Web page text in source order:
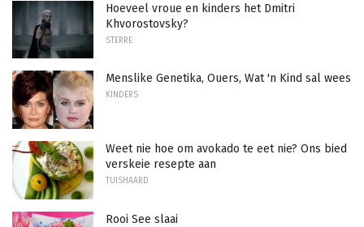
Hoeveel vroue en kinders het Dmitri
Khvorostovsky?
STERRE
Menslike Genetika, Ouers, Wat 'n Kind sal wees
KINDERS
Weet nie hoe om avokado te eet nie? Ons bied
verskeie resepte aan
TUISHAARD
Rooi See slaai